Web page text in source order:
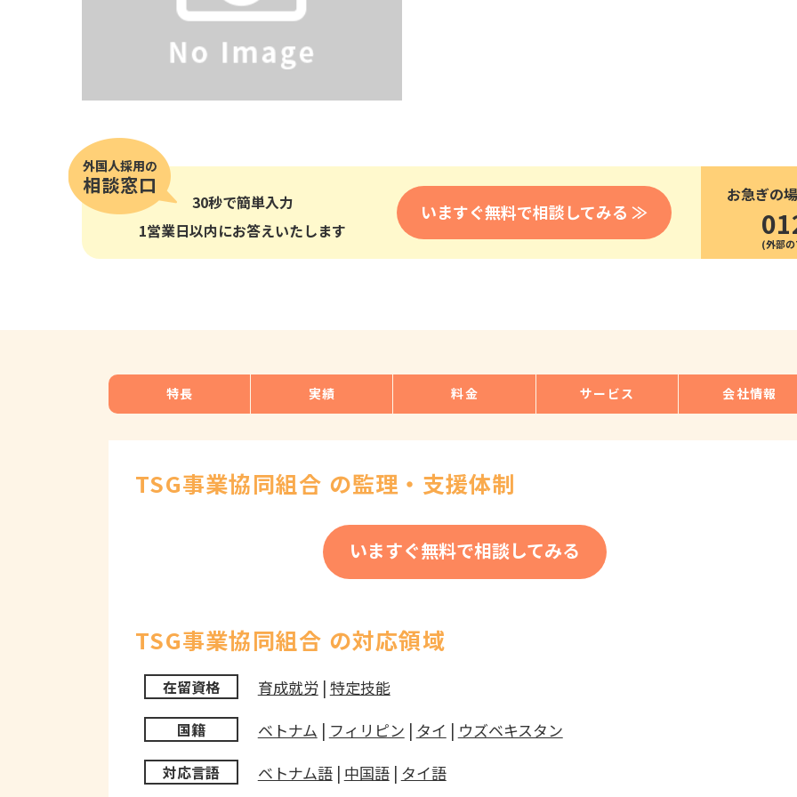
その他の国籍
通訳・翻訳
IT
営業
貿易
採用市場
調査・プレスリリース
お役立ち資料
30秒で簡単入力
1営業日以内にお答えいたします
いますぐ無料で相談してみる ≫
お急ぎの
特長 実績 料金 サービス 会社情報
TSG事業協同組合 の監理・支援体制
いますぐ無料で相談してみる
TSG事業協同組合 の対応領域
在留資格 育成就労| 特定技能
国籍 ベトナム | フィリピン | タイ | ウズベキスタン
対応言語 ベトナム語| 中国語| タイ語